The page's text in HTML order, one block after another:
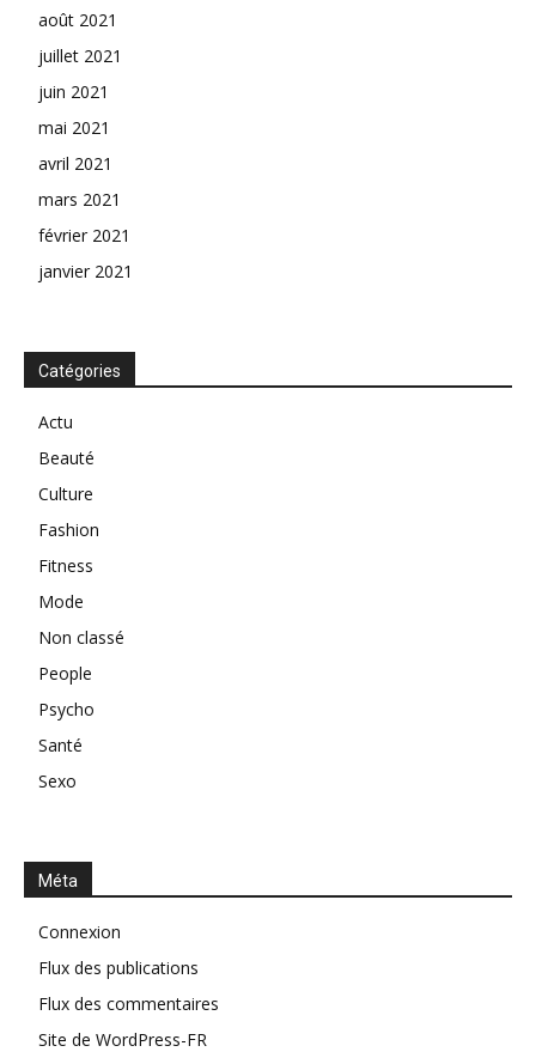
août 2021
juillet 2021
juin 2021
mai 2021
avril 2021
mars 2021
février 2021
janvier 2021
Catégories
Actu
Beauté
Culture
Fashion
Fitness
Mode
Non classé
People
Psycho
Santé
Sexo
Méta
Connexion
Flux des publications
Flux des commentaires
Site de WordPress-FR